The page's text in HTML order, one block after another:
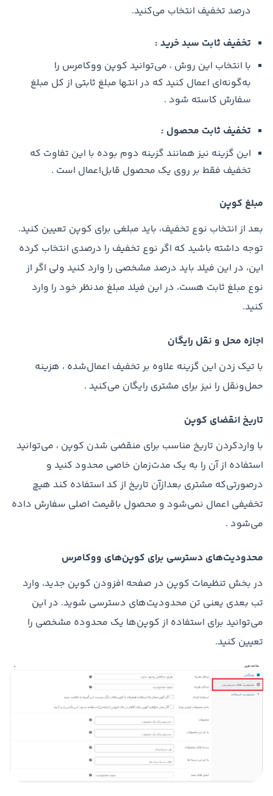
درصد تخفیف انتخاب می‌کنید.
تخفیف ثابت سبد خرید :
با انتخاب این روش ، می‌توانید کوپن ووکامرس را
به‌گونه‌ای اعمال کنید که در انتها مبلغ ثابتی از کل مبلغ
سفارش کاسته شود .
تخفیف ثابت محصول :
این گزینه نیز همانند گزینه دوم بوده با این تفاوت که
تخفیف فقط بر روی یک محصول قابل‌اعمال است .
مبلغ کوپن
بعد از انتخاب نوع تخفیف، باید مبلغی برای کوپن تعیین کنید.
توجه داشته باشید که اگر نوع تخفیف را درصدی انتخاب کرده
این، در این فیلد باید درصد مشخصی را وارد کنید ولی اگر از
نوع مبلغ ثابت هست، در این فیلد مبلغ مدنظر خود را وارد
کنید.
اجازه محل و نقل رایگان
با تیک زدن این گزینه علاوه بر تخفیف اعمال‌شده ، هزینه
حمل‌ونقل را نیز برای مشتری رایگان می‌کنید .
تاریخ انقضای کوپن
با واردکردن تاریخ مناسب برای منقضی شدن کوپن ، می‌توانید
استفاده از آن را به یک مدت‌زمان خاصی محدود کنید و
درصورتی‌که مشتری بعدازآن تاریخ از کد استفاده کند هیچ
تخفیفی اعمال نمی‌شود و محصول باقیمت اصلی سفارش داده
می‌شود .
محدودیت‌های دسترسی برای کوپن‌های ووکامرس
در بخش تنظیمات کوپن در صفحه افزودن کوپن جدید، وارد
تب بعدی یعنی تن محدودیت‌های دسترسی شوید. در این
می‌توانید برای استفاده از کوپن‌ها یک محدوده مشخصی را
تعیین کنید.